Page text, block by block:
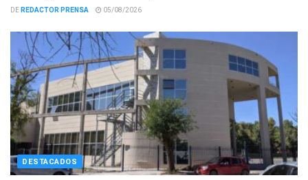
DEREDACTOR PRENSA 05/08/2026
DESTACADOS